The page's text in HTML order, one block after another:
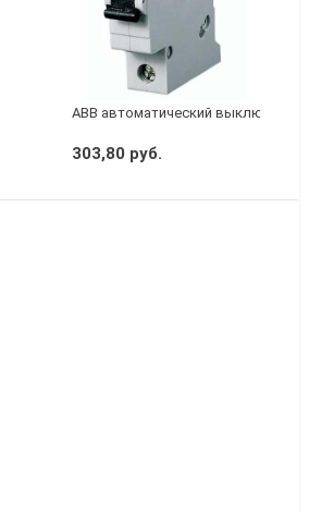
АВВ автоматический выключатель
303,80 руб.